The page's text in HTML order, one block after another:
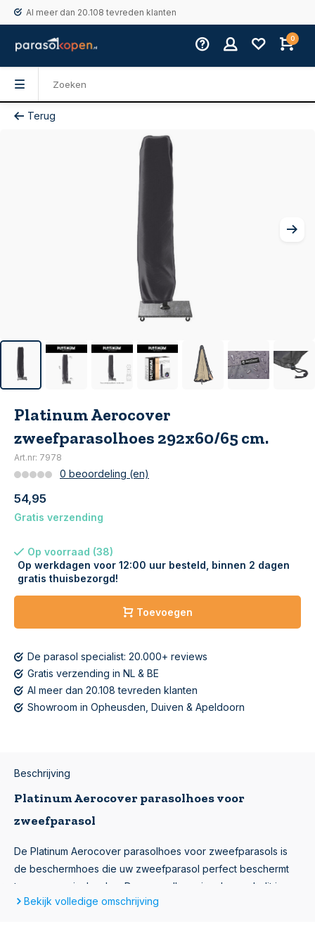
Al meer dan 20.108 tevreden klanten
0
Terug
Platinum Aerocover
zweefparasolhoes 292x60/65 cm.
Art.nr: 7978
0 beoordeling (en)
54,95
Gratis verzending
Op voorraad (38)
Op werkdagen voor 12:00 uur besteld, binnen 2 dagen
gratis thuisbezorgd!
Toevoegen
De parasol specialist: 20.000+ reviews
Gratis verzending in NL & BE
Al meer dan 20.108 tevreden klanten
Showroom in Opheusden, Duiven & Apeldoorn
Beschrijving
Platinum Aerocover parasolhoes voor
zweefparasol
De Platinum Aerocover parasolhoes voor zweefparasols is
de beschermhoes die uw zweefparasol perfect beschermt
tegen weersinvloeden. De parasolhoes is ademend, dit is erg
belangrijk omdat er altijd condensvorming ontstaat door
Bekijk volledige omschrijving